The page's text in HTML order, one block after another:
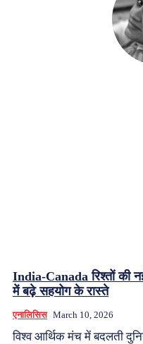
India-Canada रिश्तों की
में बढ़े सहयोग के रास्ते
एनालिसिस March 10, 2026
विश्व आर्थिक मंच में बदलती